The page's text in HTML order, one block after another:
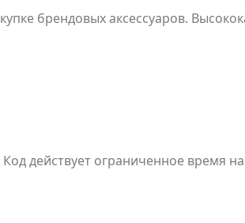
брендовых аксессуаров.
Акция может завершиться до
действует ограниченное время